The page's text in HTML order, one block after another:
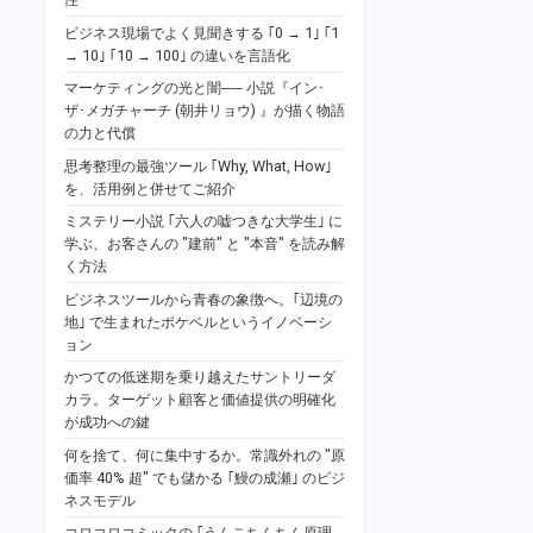
ビジネス現場でよく見聞きする ｢0 → 1｣ ｢1
→ 10｣ ｢10 → 100｣ の違いを言語化
マーケティングの光と闇── 小説『イン･
ザ･メガチャーチ (朝井リョウ) 』が描く物語
の力と代償
思考整理の最強ツール ｢Why, What, How｣
を、活用例と併せてご紹介
ミステリー小説 ｢六人の嘘つきな大学生｣ に
学ぶ、お客さんの "建前" と "本音" を読み解
く方法
ビジネスツールから青春の象徴へ。｢辺境の
地｣ で生まれたポケベルというイノベーシ
ョン
かつての低迷期を乗り越えたサントリーダ
カラ。ターゲット顧客と価値提供の明確化
が成功への鍵
何を捨て、何に集中するか。常識外れの "原
価率 40% 超" でも儲かる ｢鰻の成瀬｣ のビジ
ネスモデル